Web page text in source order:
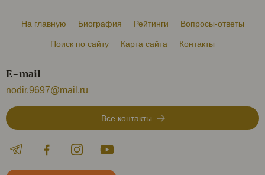
На главную Биография Рейтинги Вопросы-ответы
Поиск по сайту Карта сайта Контакты
E-mail
nodir.9697@mail.ru
Все контакты